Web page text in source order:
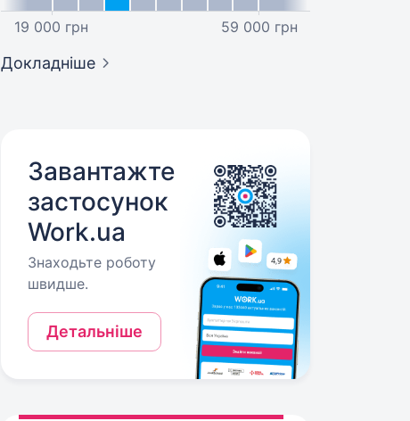
19 000 грн 59 000 грн
Докладніше
Завантажте
застосунок
Work.ua
Знаходьте роботу
швидше.
Детальніше